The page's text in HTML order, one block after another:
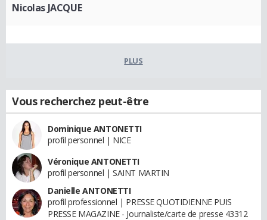
Nicolas JACQUE
PLUS
Vous recherchez peut-être
Dominique ANTONETTI
profil personnel | NICE
Véronique ANTONETTI
profil personnel | SAINT MARTIN
Danielle ANTONETTI
profil professionnel | PRESSE QUOTIDIENNE PUIS
PRESSE MAGAZINE - Journaliste/carte de presse 43312